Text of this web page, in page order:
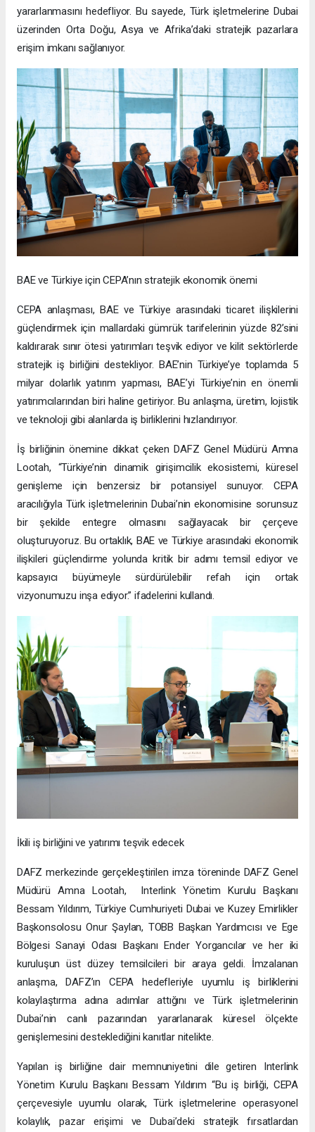
yararlanmasını hedefliyor. Bu sayede, Türk işletmelerine Dubai
üzerinden Orta Doğu, Asya ve Afrika’daki stratejik pazarlara
erişim imkanı sağlanıyor.
BAE ve Türkiye için CEPA’nın stratejik ekonomik önemi
CEPA anlaşması, BAE ve Türkiye arasındaki ticaret ilişkilerini
güçlendirmek için mallardaki gümrük tarifelerinin yüzde 82’sini
kaldırarak sınır ötesi yatırımları teşvik ediyor ve kilit sektörlerde
stratejik iş birliğini destekliyor. BAE’nin Türkiye’ye toplamda 5
milyar dolarlık yatırım yapması, BAE’yi Türkiye’nin en önemli
yatırımcılarından biri haline getiriyor. Bu anlaşma, üretim, lojistik
ve teknoloji gibi alanlarda iş birliklerini hızlandırıyor.
İş birliğinin önemine dikkat çeken DAFZ Genel Müdürü Amna
Lootah, “Türkiye’nin dinamik girişimcilik ekosistemi, küresel
genişleme için benzersiz bir potansiyel sunuyor. CEPA
aracılığıyla Türk işletmelerinin Dubai’nin ekonomisine sorunsuz
bir şekilde entegre olmasını sağlayacak bir çerçeve
oluşturuyoruz. Bu ortaklık, BAE ve Türkiye arasındaki ekonomik
ilişkileri güçlendirme yolunda kritik bir adımı temsil ediyor ve
kapsayıcı büyümeyle sürdürülebilir refah için ortak
vizyonumuzu inşa ediyor.” ifadelerini kullandı.
İkili iş birliğini ve yatırımı teşvik edecek
DAFZ merkezinde gerçekleştirilen imza töreninde DAFZ Genel
Müdürü Amna Lootah, Interlink Yönetim Kurulu Başkanı
Bessam Yıldırım, Türkiye Cumhuriyeti Dubai ve Kuzey Emirlikler
Başkonsolosu Onur Şaylan, TOBB Başkan Yardımcısı ve Ege
Bölgesi Sanayi Odası Başkanı Ender Yorgancılar ve her iki
kuruluşun üst düzey temsilcileri bir araya geldi. İmzalanan
anlaşma, DAFZ’ın CEPA hedefleriyle uyumlu iş birliklerini
kolaylaştırma adına adımlar attığını ve Türk işletmelerinin
Dubai’nin canlı pazarından yararlanarak küresel ölçekte
genişlemesini desteklediğini kanıtlar nitelikte.
Yapılan iş birliğine dair memnuniyetini dile getiren Interlink
Yönetim Kurulu Başkanı Bessam Yıldırım “Bu iş birliği, CEPA
çerçevesiyle uyumlu olarak, Türk işletmelerine operasyonel
kolaylık, pazar erişimi ve Dubai’deki stratejik fırsatlardan